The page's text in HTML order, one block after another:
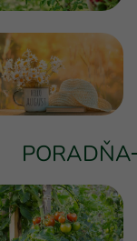
PORADŇA